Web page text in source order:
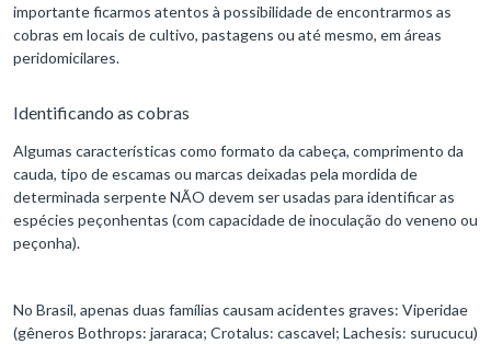
importante ficarmos atentos à possibilidade de encontrarmos as
cobras em locais de cultivo, pastagens ou até mesmo, em áreas
peridomicilares.
Identificando as cobras
Algumas características como formato da cabeça, comprimento da
cauda, tipo de escamas ou marcas deixadas pela mordida de
determinada serpente NÃO devem ser usadas para identificar as
espécies peçonhentas (com capacidade de inoculação do veneno ou
peçonha).
No Brasil, apenas duas famílias causam acidentes graves: Viperidae
(gêneros Bothrops: jararaca; Crotalus: cascavel; Lachesis: surucucu)